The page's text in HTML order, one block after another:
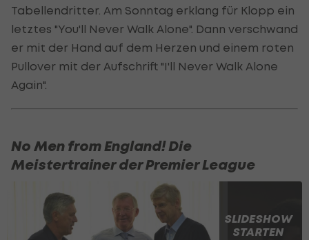
Tabellendritter. Am Sonntag erklang für Klopp ein
letztes "You'll Never Walk Alone". Dann verschwand
er mit der Hand auf dem Herzen und einem roten
Pullover mit der Aufschrift "I'll Never Walk Alone
Again".
No Men from England! Die
Meistertrainer der Premier League
SLIDESHOW
STARTEN